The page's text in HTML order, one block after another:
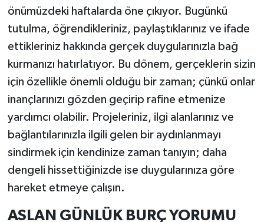
önümüzdeki haftalarda öne çıkıyor. Bugünkü
tutulma, öğrendikleriniz, paylaştıklarınız ve ifade
ettikleriniz hakkında gerçek duygularınızla bağ
kurmanızı hatırlatıyor. Bu dönem, gerçeklerin sizin
için özellikle önemli olduğu bir zaman; çünkü onlar
inançlarınızı gözden geçirip rafine etmenize
yardımcı olabilir. Projeleriniz, ilgi alanlarınız ve
bağlantılarınızla ilgili gelen bir aydınlanmayı
sindirmek için kendinize zaman tanıyın; daha
dengeli hissettiğinizde ise duygularınıza göre
hareket etmeye çalışın.
ASLAN GÜNLÜK BURÇ YORUMU